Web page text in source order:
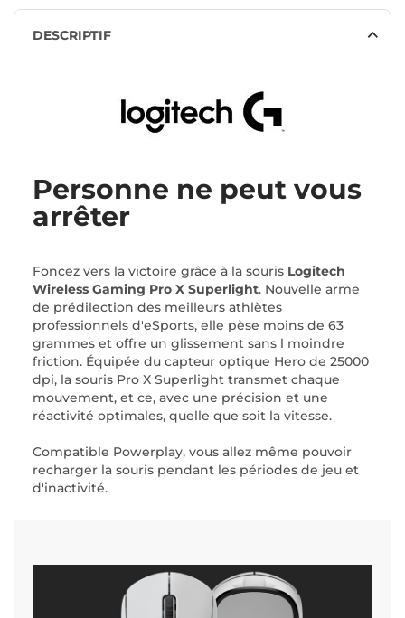
DESCRIPTIF
Personne ne peut vous
arrêter
Foncez vers la victoire grâce à la souris Logitech
Wireless Gaming Pro X Superlight. Nouvelle arme
de prédilection des meilleurs athlètes
professionnels d'eSports, elle pèse moins de 63
grammes et offre un glissement sans l moindre
friction. Équipée du capteur optique Hero de 25000
dpi, la souris Pro X Superlight transmet chaque
mouvement, et ce, avec une précision et une
réactivité optimales, quelle que soit la vitesse.
Compatible Powerplay, vous allez même pouvoir
recharger la souris pendant les périodes de jeu et
d'inactivité.